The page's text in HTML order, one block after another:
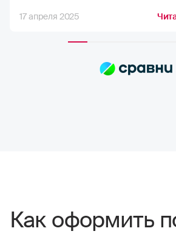
17 апреля 2025
Как оформить